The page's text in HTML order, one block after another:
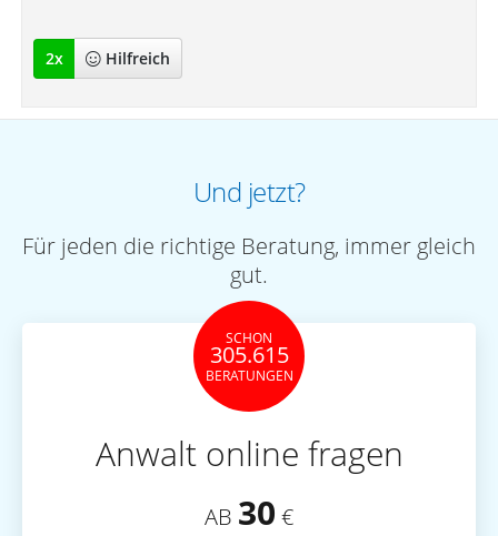
2x Hilfreich
Und jetzt?
Für jeden die richtige Beratung, immer gleich
gut.
SCHON
305.615
BERATUNGEN
Anwalt online fragen
AB 30 €